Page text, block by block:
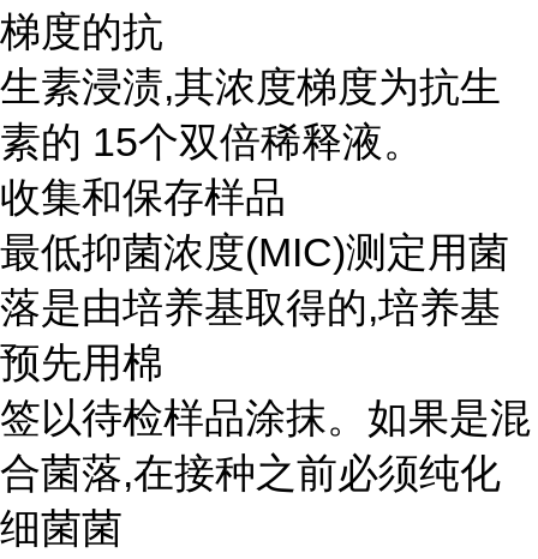
梯度的抗
生素浸渍,其浓度梯度为抗生
素的 15个双倍稀释液。
收集和保存样品
最低抑菌浓度(MIC)测定用菌
落是由培养基取得的,培养基
预先用棉
签以待检样品涂抹。如果是混
合菌落,在接种之前必须纯化
细菌菌